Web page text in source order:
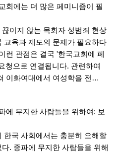
회에는 더 많은 페미니즘이 필
이지 않는 목회자 성범죄 현상
교육과 제도의 문제가 필요하다
런 관점은 결국 '한국교회에 페
청으로 연결됩니다. 관련하여
이화여대에서 여성학을 전…
에 무지한 사람들을 위하여: 보
한국 사회에서는 충분히 오해할
. 종파에 무지한 사람들을 위해